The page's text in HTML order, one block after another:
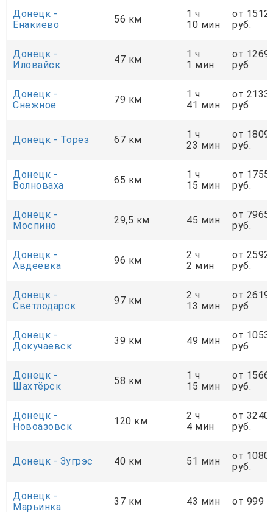
Донецк -
Енакиево
56 км
1 ч
10 мин
от 1512
руб.
Донецк -
Иловайск
47 км
1 ч
1 мин
от 1269
руб.
Донецк -
Снежное
79 км
1 ч
41 мин
от 2133
руб.
Донецк - Торез 67 км
1 ч
23 мин
от 1809
руб.
Донецк -
Волноваха
65 км
1 ч
15 мин
от 1755
руб.
Донецк -
Моспино
29,5 км 45 мин
от 7965
руб.
Донецк -
Авдеевка
96 км
2 ч
2 мин
от 2592
руб.
Донецк -
Светлодарск
97 км
2 ч
13 мин
от 2619
руб.
Донецк -
Докучаевск
39 км 49 мин
от 1053
руб.
Донецк -
Шахтёрск
58 км
1 ч
15 мин
от 1566
руб.
Донецк -
Новоазовск
120 км
2 ч
4 мин
от 3240
руб.
Донецк - Зугрэс 40 км 51 мин
от 1080
руб.
Донецк -
Марьинка
37 км 43 мин от 999